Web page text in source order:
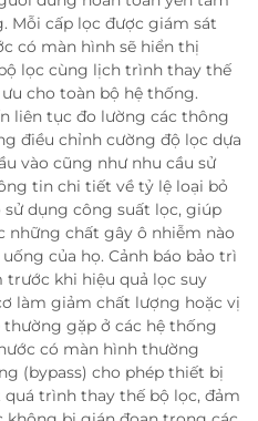
Mỗi cấp lọc được giám sát
có màn hình sẽ hiển thị
lọc cùng lịch trình thay thế
cho toàn bộ hệ thống.
liên tục đo lường các thông
điều chỉnh cường độ lọc dựa
vào cũng như nhu cầu sử
tin chi tiết về tỷ lệ loại bỏ
dụng công suất lọc, giúp
những chất gây ô nhiễm nào
của họ. Cảnh báo bảo trì
khi hiệu quả lọc suy
làm giảm chất lượng hoặc vị
gặp ở các hệ thống
có màn hình thường
(bypass) cho phép thiết bị
trình thay thế bộ lọc, đảm